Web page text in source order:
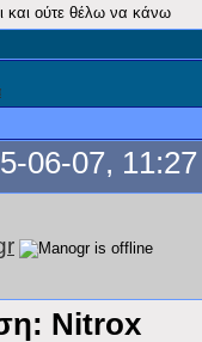
και ούτε θέλω να κάνω
06-07, 11:27
Nitrox